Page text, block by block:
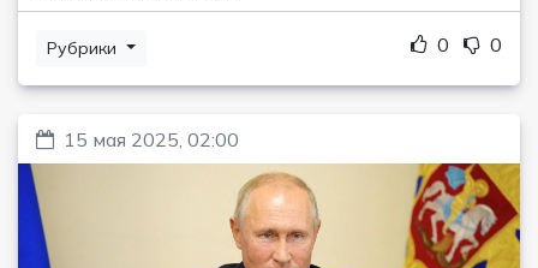
Рубрики 0 0
15 мая 2025, 02:00